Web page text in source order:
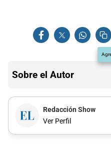
Sobre el Autor
Redacción Show
Ver Perfil